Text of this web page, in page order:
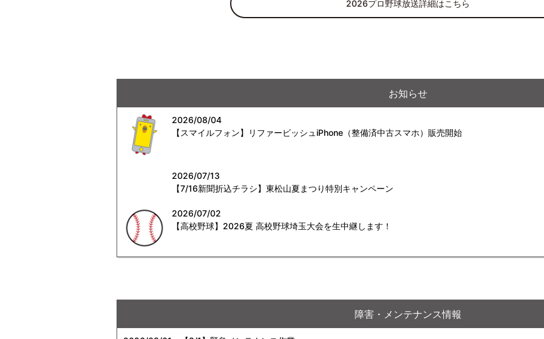
2026プロ野球放送詳細はこちら
お知らせ
2026/08/04
【スマイルフォン】リファービッシュiPhone（整備済中古スマホ）販売開始
2026/07/13
【7/16新聞折込チラシ】東松山夏まつり特別キャンペーン
2026/07/02
【高校野球】2026夏 高校野球埼玉大会を生中継します！
障害・メンテナンス情報